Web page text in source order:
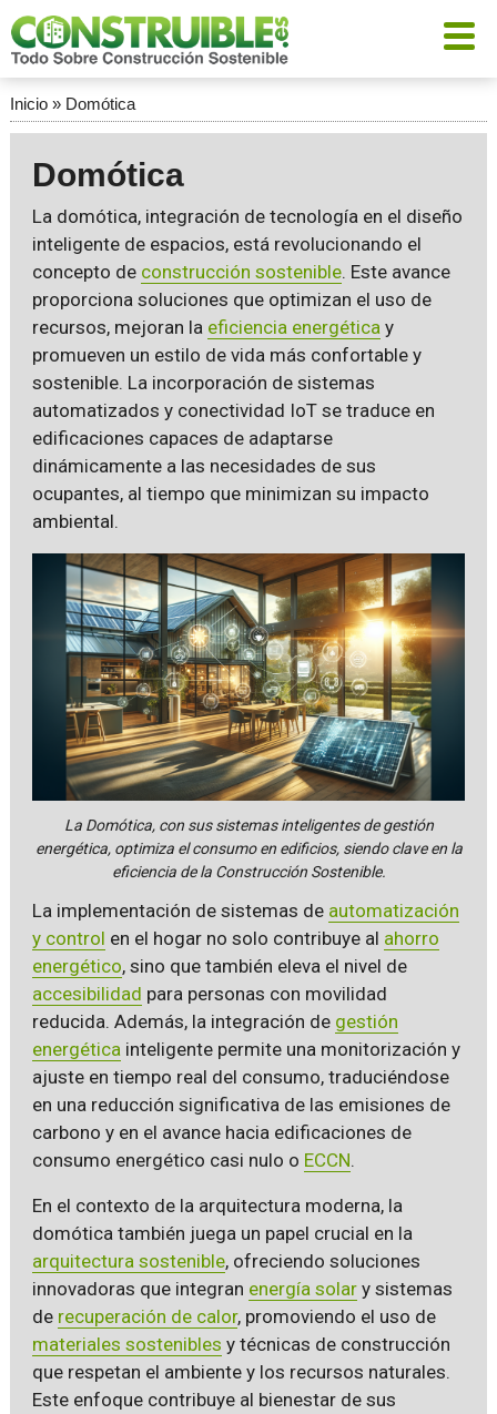
Inicio» Domótica
Domótica
La domótica, integración de tecnología en el diseño
inteligente de espacios, está revolucionando el
concepto de construcción sostenible. Este avance
proporciona soluciones que optimizan el uso de
recursos, mejoran la eficiencia energéticay
promueven un estilo de vida más confortable y
sostenible. La incorporación de sistemas
automatizados y conectividad IoT se traduce en
edificaciones capaces de adaptarse
dinámicamente a las necesidades de sus
ocupantes, al tiempo que minimizan su impacto
ambiental.
La Domótica, con sus sistemas inteligentes de gestión
energética, optimiza el consumo en edificios, siendo clave en la
eficiencia de la Construcción Sostenible.
La implementación de sistemas de automatización
y control en el hogar no solo contribuye al ahorro
energético, sino que también eleva el nivel de
accesibilidad para personas con movilidad
reducida. Además, la integración de gestión
energética inteligente permite una monitorización y
ajuste en tiempo real del consumo, traduciéndose
en una reducción significativa de las emisiones de
carbono y en el avance hacia edificaciones de
consumo energético casi nulo o ECCN.
En el contexto de la arquitectura moderna, la
domótica también juega un papel crucial en la
arquitectura sostenible, ofreciendo soluciones
innovadoras que integran energía solary sistemas
de recuperación de calor, promoviendo el uso de
materiales sostenibles y técnicas de construcción
que respetan el ambiente y los recursos naturales.
Este enfoque contribuye al bienestar de sus